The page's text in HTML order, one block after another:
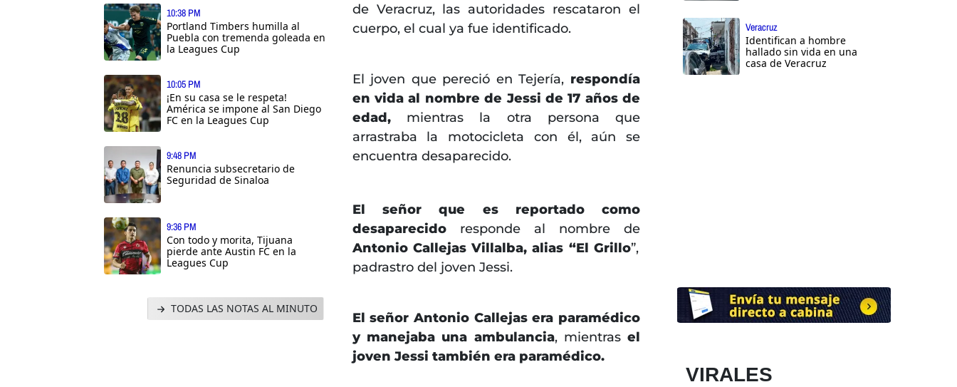
10:38 PM
Portland Timbers humilla al
Puebla con tremenda goleada en
la Leagues Cup
10:05 PM
¡En su casa se le respeta!
América se impone al San Diego
FC en la Leagues Cup
9:48 PM
Renuncia subsecretario de
Seguridad de Sinaloa
9:36 PM
Con todo y morita, Tijuana
pierde ante Austin FC en la
Leagues Cup
TODAS LAS NOTAS AL MINUTO
de Veracruz, las autoridades rescataron el
cuerpo, el cual ya fue identificado.
El joven que pereció en Tejería, respondía
en vida al nombre de Jessi de 17 años de
edad,mientras la otra persona que
arrastraba la motocicleta con él, aún se
encuentra desaparecido.
El señor que es reportado como
desaparecidoresponde al nombre de
Antonio Callejas Villalba, alias “El Grillo”,
padrastro del joven Jessi.
El señor Antonio Callejas era paramédico
y manejaba una ambulancia, mientras el
joven Jessi también era paramédico.
Veracruz
Identifican a hombre
hallado sin vida en una
casa de Veracruz
VIRALES